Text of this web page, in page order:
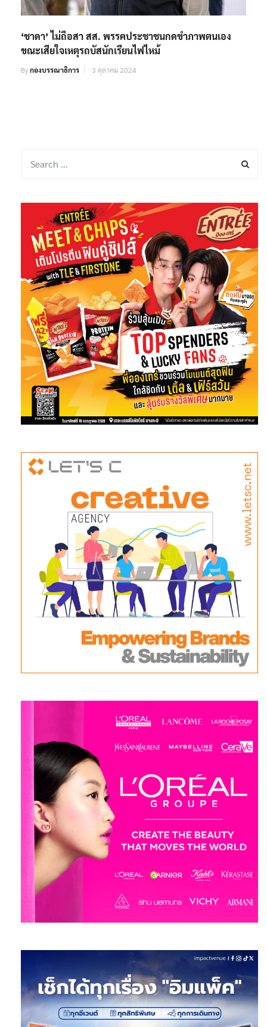
‘ชาดา’ ไม่ถือสา สส. พรรคประชาชนกดขำภาพตนเอง
ขณะเสียใจเหตุรถบัสนักเรียนไฟไหม้
Byกองบรรณาธิการ 3 ตุลาคม 2024